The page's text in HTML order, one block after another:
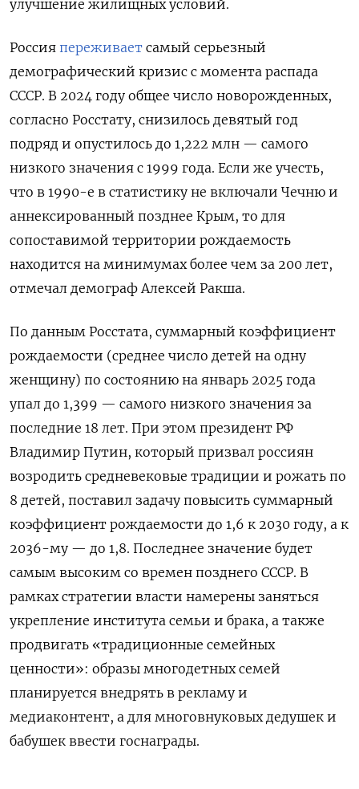
улучшение жилищных условий.
Россия переживает самый серьезный
демографический кризис с момента распада
СССР. В 2024 году общее число новорожденных,
согласно Росстату, снизилось девятый год
подряд и опустилось до 1,222 млн — самого
низкого значения с 1999 года. Если же учесть,
что в 1990-е в статистику не включали Чечню и
аннексированный позднее Крым, то для
сопоставимой территории рождаемость
находится на минимумах более чем за 200 лет,
отмечал демограф Алексей Ракша.
По данным Росстата, суммарный коэффициент
рождаемости (среднее число детей на одну
женщину) по состоянию на январь 2025 года
упал до 1,399 — самого низкого значения за
последние 18 лет. При этом президент РФ
Владимир Путин, который призвал россиян
возродить средневековые традиции и рожать по
8 детей, поставил задачу повысить суммарный
коэффициент рождаемости до 1,6 к 2030 году, а к
2036-му — до 1,8. Последнее значение будет
самым высоким со времен позднего СССР. В
рамках стратегии власти намерены заняться
укрепление института семьи и брака, а также
продвигать «традиционные семейных
ценности»: образы многодетных семей
планируется внедрять в рекламу и
медиаконтент, а для многовнуковых дедушек и
бабушек ввести госнаграды.